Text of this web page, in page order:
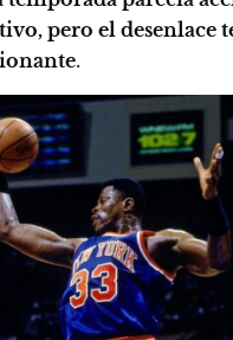
pero el desenlace
.